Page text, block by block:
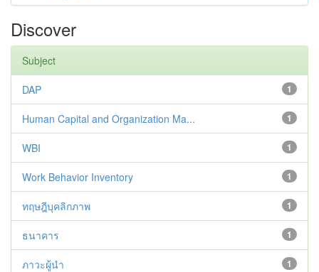
Discover
Subject
1
DAP
1
Human Capital and Organization Ma...
1
WBI
1
Work Behavior Inventory
1
ทฤษฎีบุคลิกภาพ
1
ธนาคาร
1
ภาวะผู้นำ